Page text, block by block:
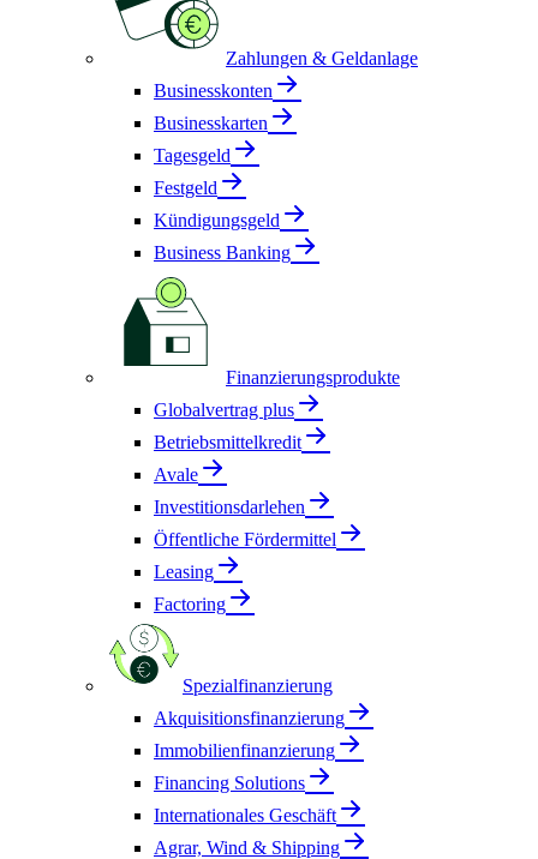
Zahlungen & Geldanlage
Businesskonten
Businesskarten
Tagesgeld
Festgeld
Kündigungsgeld
Business Banking
Finanzierungsprodukte
Globalvertrag plus
Betriebsmittelkredit
Avale
Investitionsdarlehen
Öffentliche Fördermittel
Leasing
Factoring
Spezialfinanzierung
Akquisitionsfinanzierung
Immobilienfinanzierung
Financing Solutions
Internationales Geschäft
Agrar, Wind & Shipping